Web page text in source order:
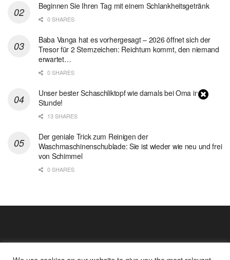
Beginnen Sie Ihren Tag mit einem Schlankheitsgetränk
0 SHARES
Baba Vanga hat es vorhergesagt – 2026 öffnet sich der
Tresor für 2 Sternzeichen: Reichtum kommt, den niemand
erwartet…
0 SHARES
Unser bester Schaschliktopf wie damals bei Oma in 1
Stunde!
13 SHARES
Der geniale Trick zum Reinigen der
Waschmaschinenschublade: Sie ist wieder wie neu und frei
von Schimmel
0 SHARES